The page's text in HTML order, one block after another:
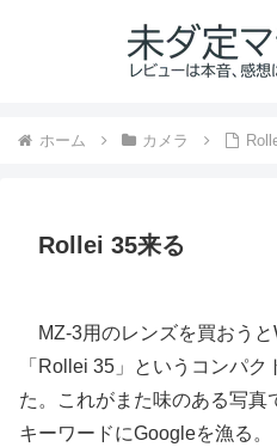
ホーム カメラ
Rollei 35来る
MZ-3用のレンズを買おうと
「Rollei 35」というコンパ
た。これがまた味のある写
キーワードにGoogleを漁る。